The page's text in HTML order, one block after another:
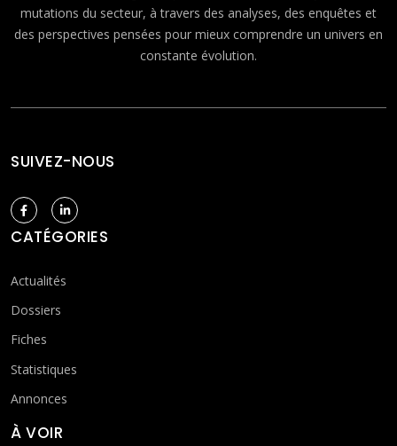
mutations du secteur, à travers des analyses, des enquêtes et
des perspectives pensées pour mieux comprendre un univers en
constante évolution.
SUIVEZ-NOUS
CATÉGORIES
Actualités
Dossiers
Fiches
Statistiques
Annonces
À VOIR